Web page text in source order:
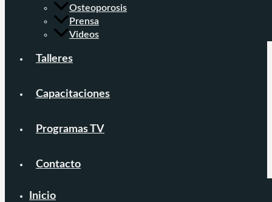
Osteoporosis
Prensa
Videos
Talleres
Capacitaciones
Programas TV
Contacto
Inicio